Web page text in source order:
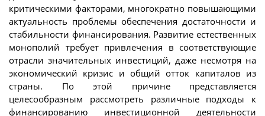
критическими факторами, многократно повышающими
актуальность проблемы обеспечения достаточности и
стабильности финансирования. Развитие естественных
монополий требует привлечения в соответствующие
отрасли значительных инвестиций, даже несмотря на
экономический кризис и общий отток капиталов из
страны. По этой причине представляется
целесообразным рассмотреть различные подходы к
финансированию инвестиционной деятельности